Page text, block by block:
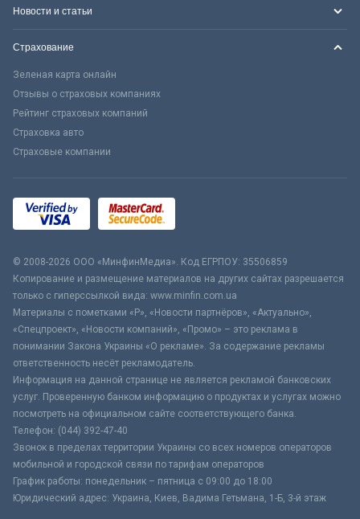
Новости и статьи
Страхование
Зеленая карта онлайн
Отзывы о страховых компаниях
Рейтинг страховых компаний
Страховка авто
Страховые компании
© 2008-2026 ООО «МинфинМедиа». Код ЕГРПОУ: 35506859
Копирование и размещение материалов на других сайтах разрешается
только с гиперссылкой вида: www.minfin.com.ua
Материалы с пометками «Р», «Новости партнёров», «Актуально»,
«Спецпроект», «Новости компаний», «Промо» – это реклама в
понимании Закона Украины «О рекламе». За содержание рекламы
ответственность несёт рекламодатель.
Информация на данной странице не является рекламой банковских
услуг. Проверенную банком информацию о продуктах и услугах можно
посмотреть на официальном сайте соответствующего банка.
Телефон: (044) 392-47-40
Звонок в пределах территории Украины со всех номеров операторов
мобильной и городской связи по тарифам операторов
График работы: понедельник – пятница с 09:00 до 18:00
Юридический адрес: Украина, Киев, Вадима Гетьмана, 1-Б, 3-й этаж